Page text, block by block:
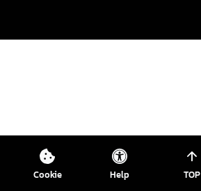
Cookie Help TOP